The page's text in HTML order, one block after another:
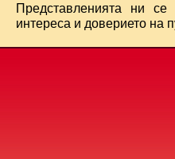
Представленията ни
интереса и доверието на